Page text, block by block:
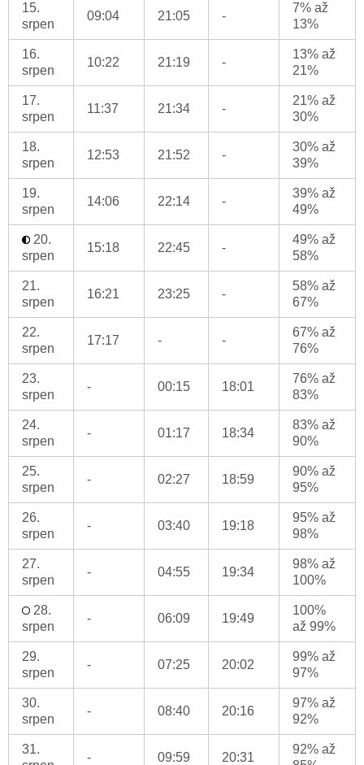
15.
srpen
09:04 21:05 -
7% až
13%
16.
srpen
10:22 21:19 -
13% až
21%
17.
srpen
11:37 21:34 -
21% až
30%
18.
srpen
12:53 21:52 -
30% až
39%
19.
srpen
14:06 22:14 -
39% až
49%
20.
srpen
15:18 22:45 -
49% až
58%
21.
srpen
16:21 23:25 -
58% až
67%
22.
srpen
17:17 - -
67% až
76%
23.
srpen
- 00:15 18:01
76% až
83%
24.
srpen
- 01:17 18:34
83% až
90%
25.
srpen
- 02:27 18:59
90% až
95%
26.
srpen
- 03:40 19:18
95% až
98%
27.
srpen
- 04:55 19:34
98% až
100%
28.
srpen
- 06:09 19:49
100%
až 99%
29.
srpen
- 07:25 20:02
99% až
97%
30.
srpen
- 08:40 20:16
97% až
92%
31.
- 09:59 20:31
92% až